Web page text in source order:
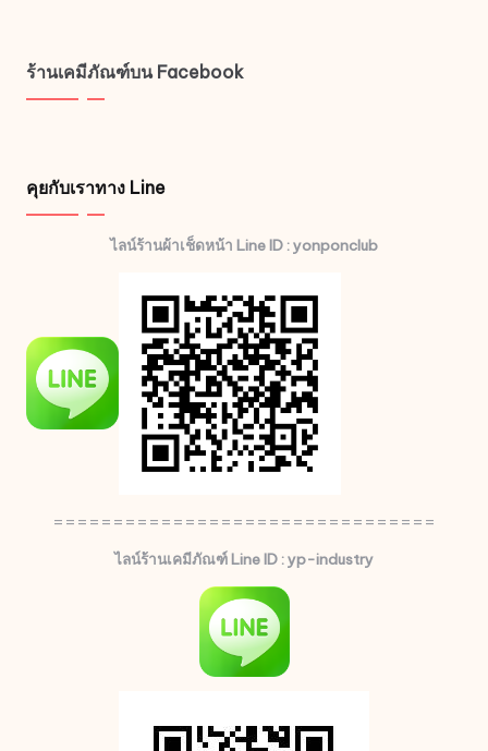
ร้านเคมีภัณฑ์บน Facebook
คุยกับเราทาง Line
ไลน์ร้านผ้าเช็ดหน้า Line ID : yonponclub
================================
ไลน์ร้านเคมีภัณฑ์ Line ID : yp-industry